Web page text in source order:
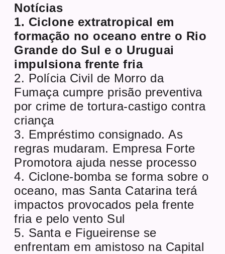
Notícias
1. Ciclone extratropical em
formação no oceano entre o Rio
Grande do Sul e o Uruguai
impulsiona frente fria
2. Polícia Civil de Morro da
Fumaça cumpre prisão preventiva
por crime de tortura-castigo contra
criança
3. Empréstimo consignado. As
regras mudaram. Empresa Forte
Promotora ajuda nesse processo
4. Ciclone-bomba se forma sobre o
oceano, mas Santa Catarina terá
impactos provocados pela frente
fria e pelo vento Sul
5. Santa e Figueirense se
enfrentam em amistoso na Capital